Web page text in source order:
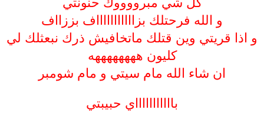
و الله فرحتلك بزاااااااااااف بززااف
و اذا قريتي وين قتلك ماتخافيش ذرك نبعثلك لي
كليون ههههههههه
ان شاء الله مام سيتي و مام شومبر
باااااااااااي حبيبتي